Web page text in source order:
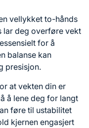
vellykket to-hånds
lar deg overføre vekt
for å
balanse kan
presisjon.
at vekten din er
å lene deg for langt
føre til ustabilitet
kjernen engasjert